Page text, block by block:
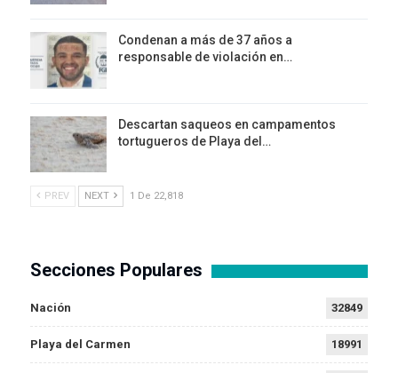
Condenan a más de 37 años a
responsable de violación en…
Descartan saqueos en campamentos
tortugueros de Playa del…
PREV NEXT 1 De 22,818
Secciones Populares
Nación 32849
Playa del Carmen 18991